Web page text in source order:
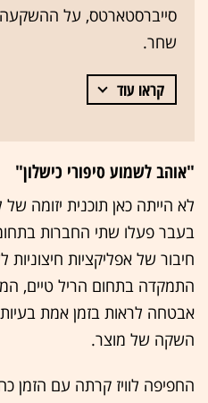
סייברסטארטס, על ההשקעה
שחר.
קראו עוד
"אוהב לשמוע סיפורי כישלון"
לא הייתה כאן תוכנית יזומה
בעבר פעלו שתי החברות
חיבור של אפליקציות חיצוניות
התמקדה בתחום הריל טיים,
אבטחה לראות בזמן אמת
השקה של מוצר.
החפיפה לוויז קרתה עם הזמן